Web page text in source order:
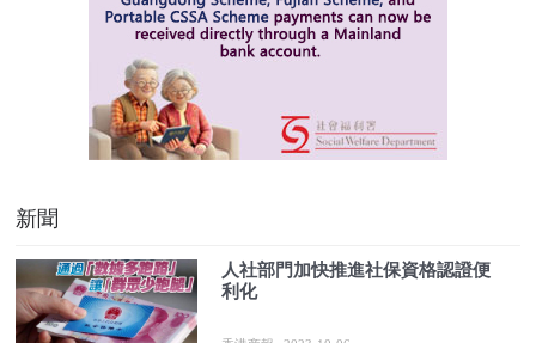
新聞
人社部門加快推進社保資格認證便
利化